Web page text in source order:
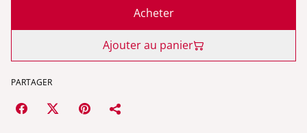
Acheter
Ajouter au panier
PARTAGER